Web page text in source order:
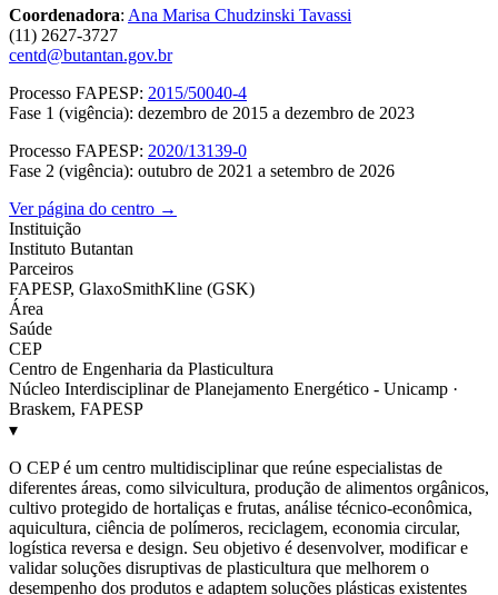
Coordenadora: Ana Marisa Chudzinski Tavassi
(11) 2627-3727
centd@butantan.gov.br
Processo FAPESP: 2015/50040-4
Fase 1 (vigência): dezembro de 2015 a dezembro de 2023
Processo FAPESP: 2020/13139-0
Fase 2 (vigência): outubro de 2021 a setembro de 2026
Ver página do centro →
Instituição
Instituto Butantan
Parceiros
FAPESP, GlaxoSmithKline (GSK)
Área
Saúde
CEP
Centro de Engenharia da Plasticultura
Núcleo Interdisciplinar de Planejamento Energético - Unicamp ·
Braskem, FAPESP
▾
O CEP é um centro multidisciplinar que reúne especialistas de
diferentes áreas, como silvicultura, produção de alimentos orgânicos,
cultivo protegido de hortaliças e frutas, análise técnico-econômica,
aquicultura, ciência de polímeros, reciclagem, economia circular,
logística reversa e design. Seu objetivo é desenvolver, modificar e
validar soluções disruptivas de plasticultura que melhorem o
desempenho dos produtos e adaptem soluções plásticas existentes